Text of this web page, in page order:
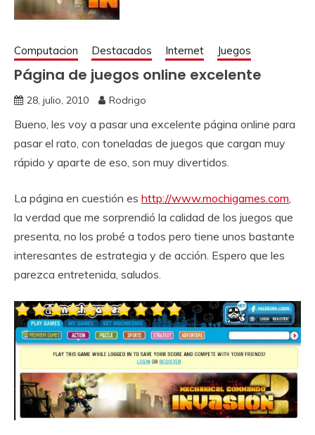
Computacion Destacados Internet Juegos
Página de juegos online excelente
28, julio, 2010 Rodrigo
Bueno, les voy a pasar una excelente página online para
pasar el rato, con toneladas de juegos que cargan muy
rápido y aparte de eso, son muy divertidos.
La página en cuestión es http://www.mochigames.com,
la verdad que me sorprendió la calidad de los juegos que
presenta, no los probé a todos pero tiene unos bastante
interesantes de estrategia y de acción. Espero que les
parezca entretenida, saludos.